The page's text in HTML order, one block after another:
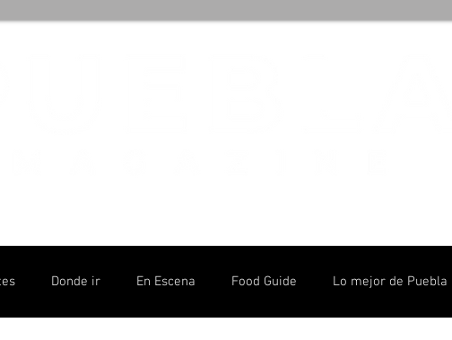
Donde ir En Escena Food Guide Lo mejor de Puebla